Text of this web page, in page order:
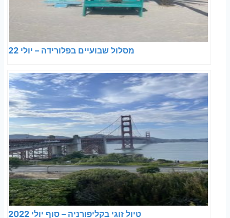
מסלול שבועיים בפלורידה – יולי 22
טיול זוגי בקליפורניה – סוף יולי 2022